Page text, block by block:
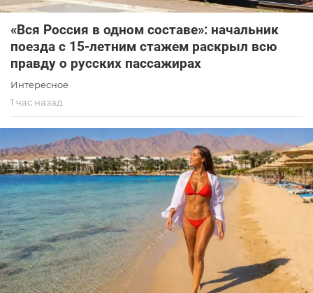
«Вся Россия в одном составе»: начальник
поезда с 15-летним стажем раскрыл всю
правду о русских пассажирах
Интересное
1 час назад